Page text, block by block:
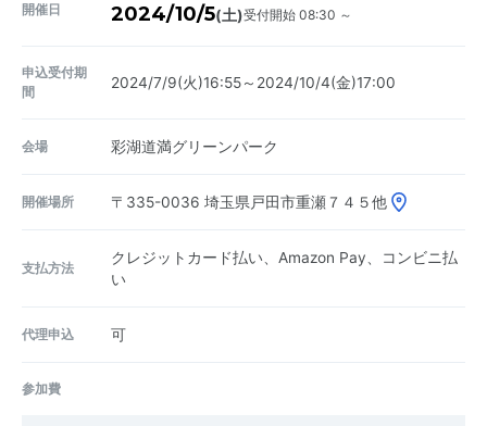
開催日 2024/10/5(土)受付開始 08:30 ～
申込受付期
間
2024/7/9(火)16:55～2024/10/4(金)17:00
会場 彩湖道満グリーンパーク
開催場所 〒335-0036 埼玉県戸田市重瀬７４５他
支払方法
クレジットカード払い、Amazon Pay、コンビニ払
い
代理申込 可
参加費